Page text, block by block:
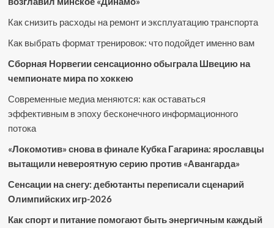
Как снизить расходы на ремонт и эксплуатацию транспорта
Как выбрать формат тренировок: что подойдет именно вам
Сборная Норвегии сенсационно обыграла Швецию на
чемпионате мира по хоккею
Современные медиа меняются: как оставаться
эффективным в эпоху бесконечного информационного
потока
«Локомотив» снова в финале Кубка Гагарина: ярославцы
вытащили невероятную серию против «Авангарда»
Сенсации на снегу: дебютанты переписали сценарий
Олимпийских игр-2026
Как спорт и питание помогают быть энергичным каждый